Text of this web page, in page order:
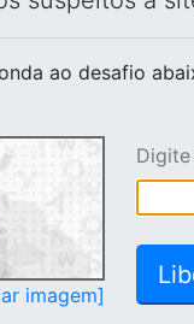
ao desafio
imagem]